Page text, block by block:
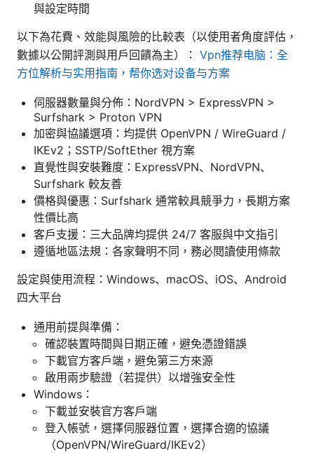
與設定時間
以下為花費、效能與風險的比較表（以使用者角度評估，
數據以公開評測與用戶回饋為主）： Vpn推荐电脑：全
方位解析与实用指南，帮你选对设备与方案
伺服器數量與分佈：NordVPN > ExpressVPN >
Surfshark > Proton VPN
加密與協議選項：均提供 OpenVPN / WireGuard /
IKEv2；SSTP/SoftEther 視方案
直覺性與安裝難度：ExpressVPN、NordVPN、
Surfshark 較友善
價格與優惠：Surfshark 通常較具競爭力，長期方案
性價比高
客戶支援：三大品牌均提供 24/7 客服與中文指引
遵循地區法規：各家聲明不同，務必閱讀使用條款
設定與使用流程：Windows、macOS、iOS、Android
四大平台
通用前提與準備：
確認裝置時間與日期正確，避免憑證錯誤
下載官方客戶端，避免第三方來源
啟用兩步驗證（若提供）以增強安全性
Windows：
下載並安裝官方客戶端
登入帳號，選擇伺服器位置，選擇合適的協議
（OpenVPN/WireGuard/IKEv2）